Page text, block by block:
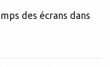
des écrans dans